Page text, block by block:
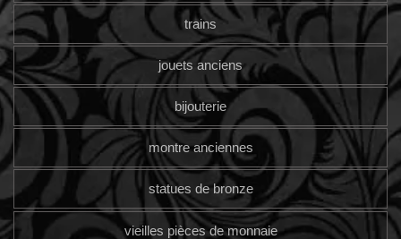
trains
jouets anciens
bijouterie
montre anciennes
statues de bronze
vieilles pièces de monnaie